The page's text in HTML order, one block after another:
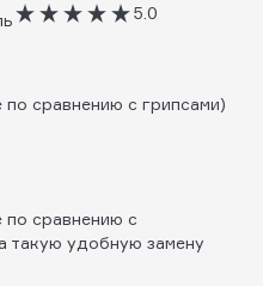
5.0
сравнению с грипсами)
по сравнению с
такую удобную замену